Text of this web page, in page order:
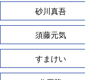
砂川真吾
須藤元気
すまけい